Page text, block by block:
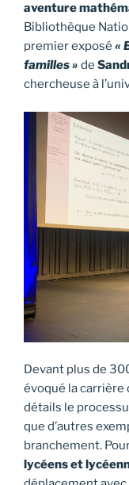
aventure
Bibliothèque
premier exposé «
familles » de
chercheuse à
Devant plus de
évoqué la carrière
détails le
que d’autres
branchement.
lycéens et